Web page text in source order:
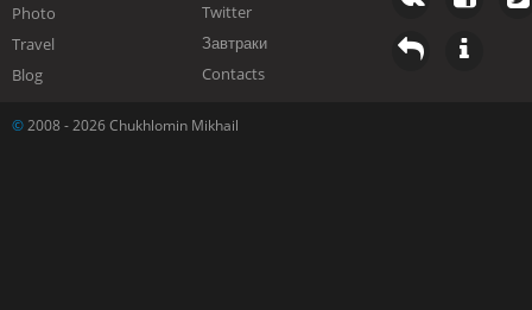
Photo
Travel
Blog
Twitter
Завтраки
Contacts
© 2008 - 2026 Chukhlomin Mikhail